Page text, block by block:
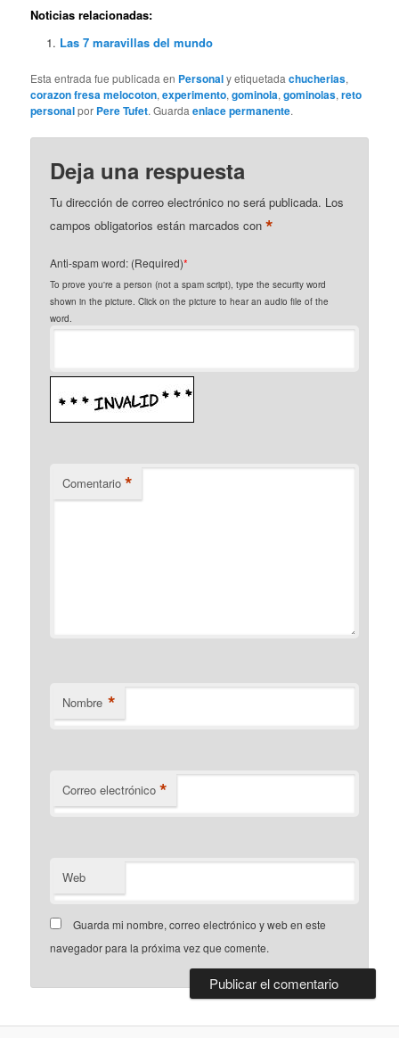
Noticias relacionadas:
Las 7 maravillas del mundo
Esta entrada fue publicada en Personaly etiquetadachucherias,
corazon fresa melocoton,experimento,gominola,gominolas,reto
personalpor Pere Tufet. Guardaenlace permanente.
Deja una respuesta
Tu dirección de correo electrónico no será publicada. Los
campos obligatorios están marcados con*
Anti-spam word: (Required)*
To prove you're a person (not a spam script), type the security word
shown in the picture. Click on the picture to hear an audio file of the
word.
Comentario *
Nombre *
Correo electrónico *
Web
Guarda mi nombre, correo electrónico y web en este
navegador para la próxima vez que comente.